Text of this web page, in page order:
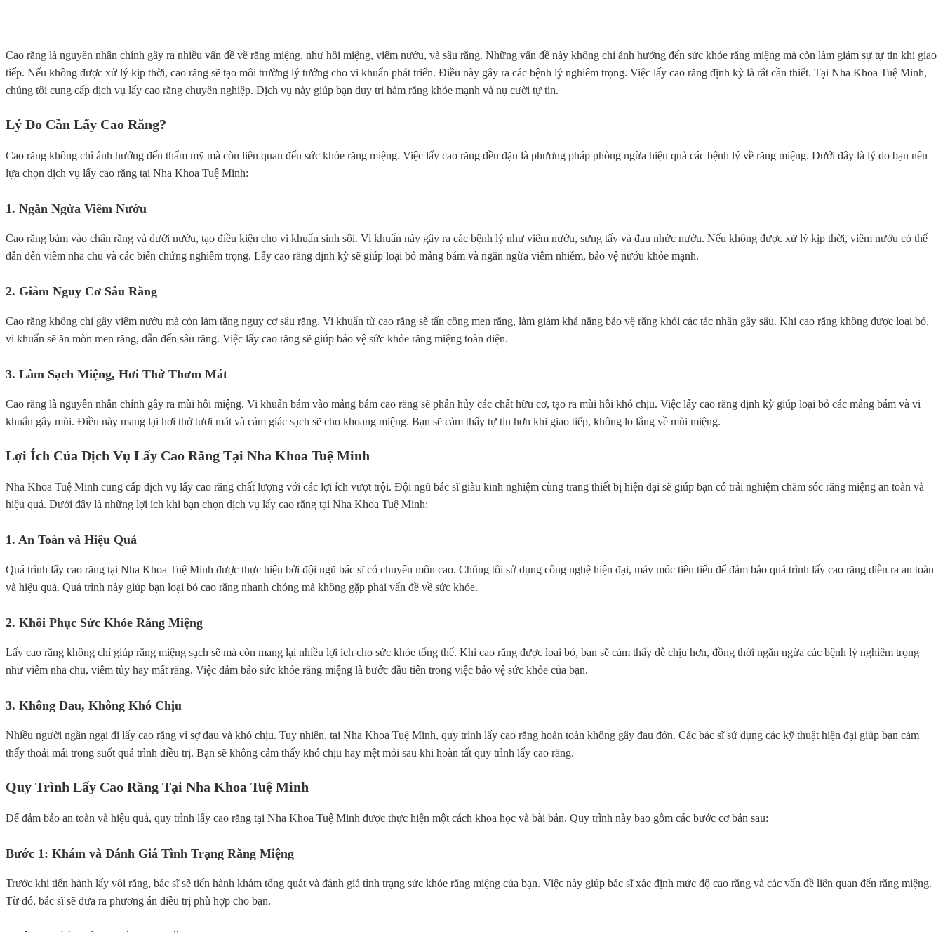
Cao răng là nguyên nhân chính gây ra nhiều vấn đề về răng miệng, như hôi miệng, viêm nướu, và sâu răng. Những vấn đề này không chỉ ảnh hưởng đến sức khỏe răng miệng mà còn làm giảm sự tự tin khi giao
tiếp. Nếu không được xử lý kịp thời, cao răng sẽ tạo môi trường lý tưởng cho vi khuẩn phát triển. Điều này gây ra các bệnh lý nghiêm trọng. Việc lấy cao răng định kỳ là rất cần thiết. Tại Nha Khoa Tuệ Minh,
chúng tôi cung cấp dịch vụ lấy cao răng chuyên nghiệp. Dịch vụ này giúp bạn duy trì hàm răng khỏe mạnh và nụ cười tự tin.
Lý Do Cần Lấy Cao Răng?
Cao răng không chỉ ảnh hưởng đến thẩm mỹ mà còn liên quan đến sức khỏe răng miệng. Việc lấy cao răng đều đặn là phương pháp phòng ngừa hiệu quả các bệnh lý về răng miệng. Dưới đây là lý do bạn nên
lựa chọn dịch vụ lấy cao răng tại Nha Khoa Tuệ Minh:
1. Ngăn Ngừa Viêm Nướu
Cao răng bám vào chân răng và dưới nướu, tạo điều kiện cho vi khuẩn sinh sôi. Vi khuẩn này gây ra các bệnh lý như viêm nướu, sưng tấy và đau nhức nướu. Nếu không được xử lý kịp thời, viêm nướu có thể
dẫn đến viêm nha chu và các biến chứng nghiêm trọng. Lấy cao răng định kỳ sẽ giúp loại bỏ mảng bám và ngăn ngừa viêm nhiễm, bảo vệ nướu khỏe mạnh.
2. Giảm Nguy Cơ Sâu Răng
Cao răng không chỉ gây viêm nướu mà còn làm tăng nguy cơ sâu răng. Vi khuẩn từ cao răng sẽ tấn công men răng, làm giảm khả năng bảo vệ răng khỏi các tác nhân gây sâu. Khi cao răng không được loại bỏ,
vi khuẩn sẽ ăn mòn men răng, dẫn đến sâu răng. Việc lấy cao răng sẽ giúp bảo vệ sức khỏe răng miệng toàn diện.
3. Làm Sạch Miệng, Hơi Thở Thơm Mát
Cao răng là nguyên nhân chính gây ra mùi hôi miệng. Vi khuẩn bám vào mảng bám cao răng sẽ phân hủy các chất hữu cơ, tạo ra mùi hôi khó chịu. Việc lấy cao răng định kỳ giúp loại bỏ các mảng bám và vi
khuẩn gây mùi. Điều này mang lại hơi thở tươi mát và cảm giác sạch sẽ cho khoang miệng. Bạn sẽ cảm thấy tự tin hơn khi giao tiếp, không lo lắng về mùi miệng.
Lợi Ích Của Dịch Vụ Lấy Cao Răng Tại Nha Khoa Tuệ Minh
Nha Khoa Tuệ Minh cung cấp dịch vụ lấy cao răng chất lượng với các lợi ích vượt trội. Đội ngũ bác sĩ giàu kinh nghiệm cùng trang thiết bị hiện đại sẽ giúp bạn có trải nghiệm chăm sóc răng miệng an toàn và
hiệu quả. Dưới đây là những lợi ích khi bạn chọn dịch vụ lấy cao răng tại Nha Khoa Tuệ Minh:
1. An Toàn và Hiệu Quả
Quá trình lấy cao răng tại Nha Khoa Tuệ Minh được thực hiện bởi đội ngũ bác sĩ có chuyên môn cao. Chúng tôi sử dụng công nghệ hiện đại, máy móc tiên tiến để đảm bảo quá trình lấy cao răng diễn ra an toàn
và hiệu quả. Quá trình này giúp bạn loại bỏ cao răng nhanh chóng mà không gặp phải vấn đề về sức khỏe.
2. Khôi Phục Sức Khỏe Răng Miệng
Lấy cao răng không chỉ giúp răng miệng sạch sẽ mà còn mang lại nhiều lợi ích cho sức khỏe tổng thể. Khi cao răng được loại bỏ, bạn sẽ cảm thấy dễ chịu hơn, đồng thời ngăn ngừa các bệnh lý nghiêm trọng
như viêm nha chu, viêm tủy hay mất răng. Việc đảm bảo sức khỏe răng miệng là bước đầu tiên trong việc bảo vệ sức khỏe của bạn.
3. Không Đau, Không Khó Chịu
Nhiều người ngần ngại đi lấy cao răng vì sợ đau và khó chịu. Tuy nhiên, tại Nha Khoa Tuệ Minh, quy trình lấy cao răng hoàn toàn không gây đau đớn. Các bác sĩ sử dụng các kỹ thuật hiện đại giúp bạn cảm
thấy thoải mái trong suốt quá trình điều trị. Bạn sẽ không cảm thấy khó chịu hay mệt mỏi sau khi hoàn tất quy trình lấy cao răng.
Quy Trình Lấy Cao Răng Tại Nha Khoa Tuệ Minh
Để đảm bảo an toàn và hiệu quả, quy trình lấy cao răng tại Nha Khoa Tuệ Minh được thực hiện một cách khoa học và bài bản. Quy trình này bao gồm các bước cơ bản sau:
Bước 1: Khám và Đánh Giá Tình Trạng Răng Miệng
Trước khi tiến hành lấy vôi răng, bác sĩ sẽ tiến hành khám tổng quát và đánh giá tình trạng sức khỏe răng miệng của bạn. Việc này giúp bác sĩ xác định mức độ cao răng và các vấn đề liên quan đến răng miệng.
Từ đó, bác sĩ sẽ đưa ra phương án điều trị phù hợp cho bạn.